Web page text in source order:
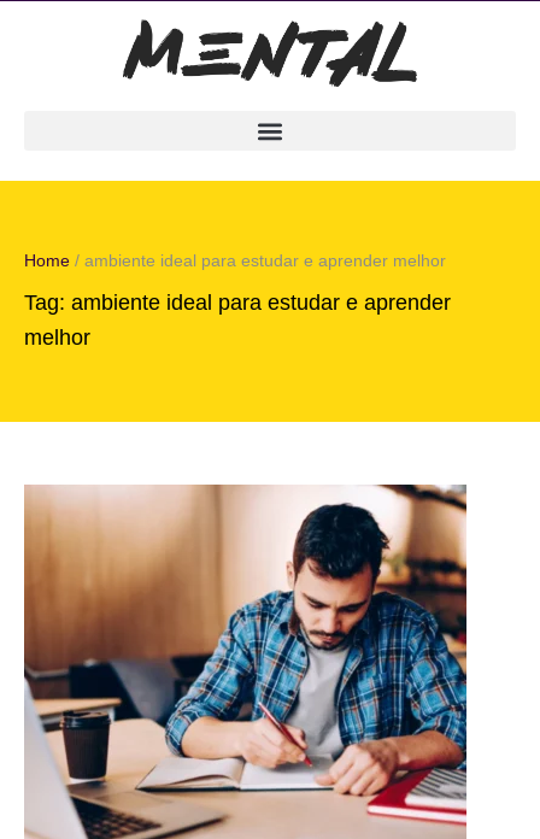
Home / ambiente ideal para estudar e aprender melhor
Tag: ambiente ideal para estudar e aprender
melhor